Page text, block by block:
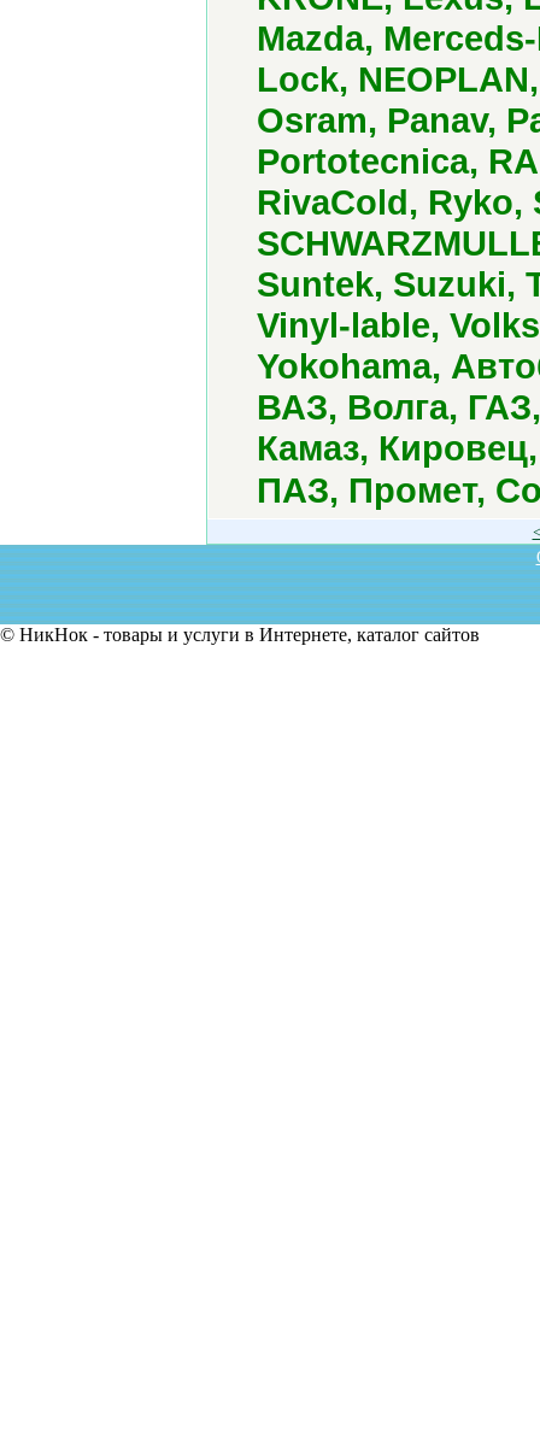
Mazda,
Lock,
Osram, Panav,
Portotecnica,
RivaCold, Ryko,
Suntek, Suzuki,
Vinyl-lable,
Yokohama,
ВАЗ, Волга,
Камаз,
ПАЗ, Промет,
© НикНок - товары и услуги в Интернете, каталог сайтов